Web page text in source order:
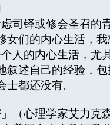
司铎或修会圣召的
女们的内心生活，
人的内心生活，尤
叙述自己的经验，
都还没有。
（心理学家艾力克